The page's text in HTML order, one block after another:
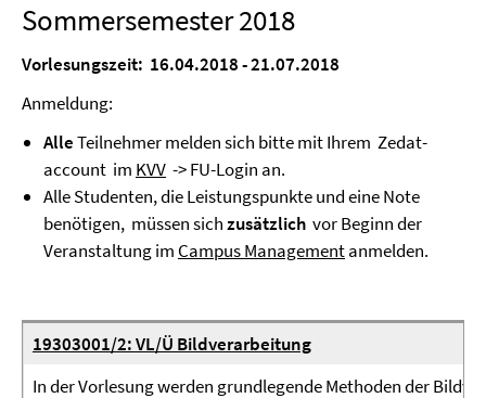
Sommersemester 2018
Vorlesungszeit: 16.04.2018 - 21.07.2018
Anmeldung:
AlleTeilnehmer melden sich bitte mit Ihrem Zedat-
account im KVV -> FU-Login an.
Alle Studenten, die Leistungspunkte und eine Note
benötigen, müssen sichzusätzlich vor Beginn der
Veranstaltung im Campus Managementanmelden.
19303001/2: VL/Ü Bildverarbeitung
In der Vorlesung werden grundlegende Methoden der